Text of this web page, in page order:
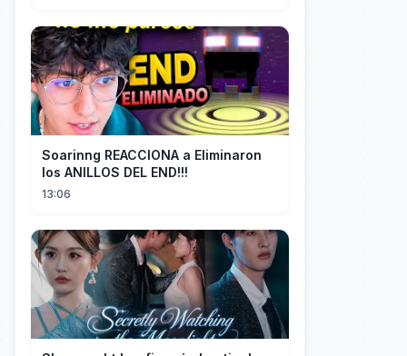
Soarinng REACCIONA a Eliminaron
los ANILLOS DEL END!!!
13:06